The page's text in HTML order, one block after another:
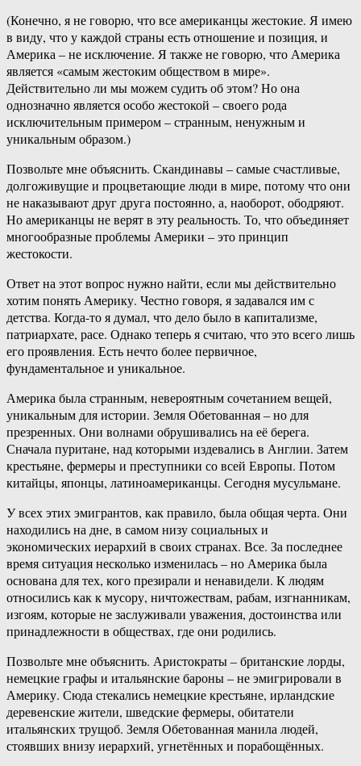
(Конечно, я не говорю, что все американцы жестокие. Я имею
в виду, что у каждой страны есть отношение и позиция, и
Америка – не исключение. Я также не говорю, что Америка
является «самым жестоким обществом в мире».
Действительно ли мы можем судить об этом? Но она
однозначно является особо жестокой – своего рода
исключительным примером – странным, ненужным и
уникальным образом.)
Позвольте мне объяснить. Скандинавы – самые счастливые,
долгоживущие и процветающие люди в мире, потому что они
не наказывают друг друга постоянно, а, наоборот, ободряют.
Но американцы не верят в эту реальность. То, что объединяет
многообразные проблемы Америки – это принцип
жестокости.
Ответ на этот вопрос нужно найти, если мы действительно
хотим понять Америку. Честно говоря, я задавался им с
детства. Когда-то я думал, что дело было в капитализме,
патриархате, расе. Однако теперь я считаю, что это всего лишь
его проявления. Есть нечто более первичное,
фундаментальное и уникальное.
Америка была странным, невероятным сочетанием вещей,
уникальным для истории. Земля Обетованная – но для
презренных. Они волнами обрушивались на её берега.
Сначала пуритане, над которыми издевались в Англии. Затем
крестьяне, фермеры и преступники со всей Европы. Потом
китайцы, японцы, латиноамериканцы. Сегодня мусульмане.
У всех этих эмигрантов, как правило, была общая черта. Они
находились на дне, в самом низу социальных и
экономических иерархий в своих странах. Все. За последнее
время ситуация несколько изменилась – но Америка была
основана для тех, кого презирали и ненавидели. К людям
относились как к мусору, ничтожествам, рабам, изгнанникам,
изгоям, которые не заслуживали уважения, достоинства или
принадлежности в обществах, где они родились.
Позвольте мне объяснить. Аристократы – британские лорды,
немецкие графы и итальянские бароны – не эмигрировали в
Америку. Сюда стекались немецкие крестьяне, ирландские
деревенские жители, шведские фермеры, обитатели
итальянских трущоб. Земля Обетованная манила людей,
стоявших внизу иерархий, угнетённых и порабощённых.